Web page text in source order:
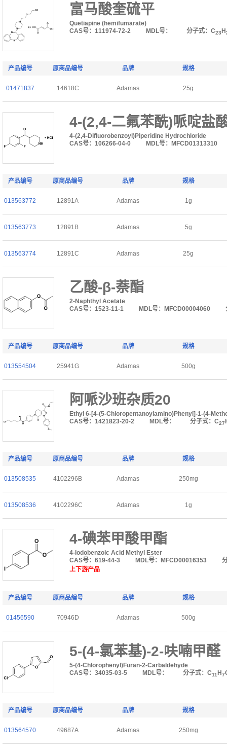
富马酸奎硫平
Quetiapine (hemifumarate)
CAS号：111974-72-2
MDL号： 分子式：C23 H
产品编号 原商品编号 品牌 规格
01471837 14618C Adamas 25g
4-(2,4-二氟苯酰)哌啶盐
4-(2,4-Difluorobenzoyl)Piperidine Hydrochloride
CAS号：106266-04-0
MDL号：MFCD01313310
产品编号 原商品编号 品牌 规格
013563772 12891A Adamas 1g
013563773 12891B Adamas 5g
013563774 12891C Adamas 25g
乙酸-β-萘酯
2-Naphthyl Acetate
CAS号：1523-11-1
MDL号：MFCD00004060
产品编号 原商品编号 品牌 规格
013554504 25941G Adamas 500g
阿哌沙班杂质20
Ethyl 6-[4-(5-Chloropentanoylamino)Phenyl]-1-(4-
CAS号：1421823-20-2
MDL号： 分子式：C27
产品编号 原商品编号 品牌 规格
013508535 4102296B Adamas 250mg
013508536 4102296C Adamas 1g
4-碘苯甲酸甲酯
4-Iodobenzoic Acid Methyl Ester
CAS号：619-44-3
MDL号：MFCD00016353
上下游产品
产品编号 原商品编号 品牌 规格
01456590 70946D Adamas 500g
5-(4-氯苯基)-2-呋喃甲醛
5-(4-Chlorophenyl)Furan-2-Carbaldehyde
CAS号：34035-03-5
MDL号： 分子式：C11H 7
产品编号 原商品编号 品牌 规格
013564570 49687A Adamas 250mg